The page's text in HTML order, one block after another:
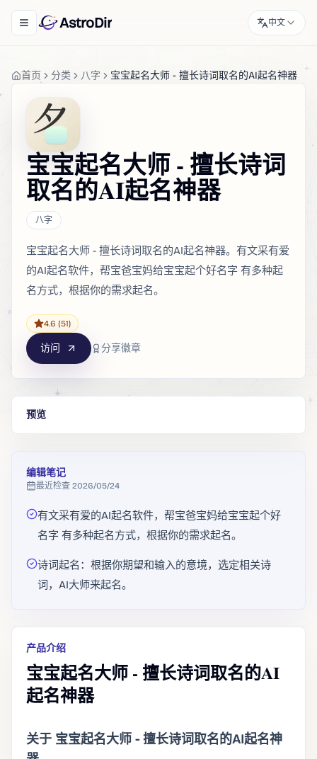
Toggle navigation menu
AstroDir 中文
首页 分类 八字 宝宝起名大师 - 擅长诗词取名的AI起名神器
宝宝起名大师 - 擅长诗词
取名的AI起名神器
八字
宝宝起名大师 - 擅长诗词取名的AI起名神器。有文采有爱
的AI起名软件，帮宝爸宝妈给宝宝起个好名字 有多种起
名方式，根据你的需求起名。
4.6 (51)
访问 分享徽章
预览
编辑笔记
最近检查 2026/05/24
有文采有爱的AI起名软件，帮宝爸宝妈给宝宝起个好
名字 有多种起名方式，根据你的需求起名。
诗词起名：根据你期望和输入的意境，选定相关诗
词，AI大师来起名。
产品介绍
宝宝起名大师 - 擅长诗词取名的AI
起名神器
关于 宝宝起名大师 - 擅长诗词取名的AI起名神